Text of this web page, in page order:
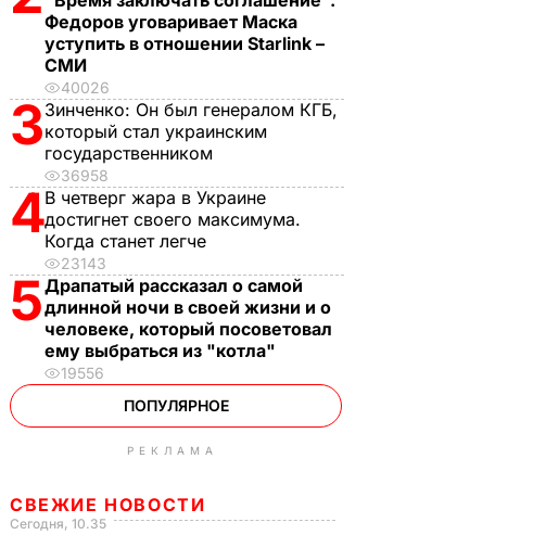
Федоров уговаривает Маска
уступить в отношении Starlink –
СМИ
40026
3Зинченко: Он был генералом КГБ,
который стал украинским
государственником
36958
4В четверг жара в Украине
достигнет своего максимума.
Когда станет легче
23143
5Драпатый рассказал о самой
длинной ночи в своей жизни и о
человеке, который посоветовал
ему выбраться из "котла"
19556
ПОПУЛЯРНОЕ
РЕКЛАМА
СВЕЖИЕ НОВОСТИ
Сегодня, 10.35